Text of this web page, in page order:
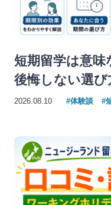
短期留学は意味
後悔しない選び
2026.08.10 #体験談 #